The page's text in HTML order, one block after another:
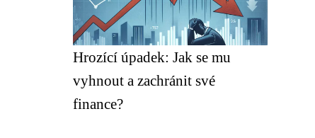
Hrozící úpadek: Jak se mu
vyhnout a zachránit své
finance?